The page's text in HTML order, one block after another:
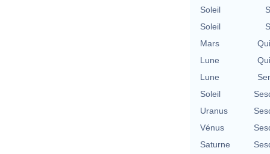
Soleil
Soleil
Mars
Lune
Lune
Soleil
Uranus
Vénus
Saturne